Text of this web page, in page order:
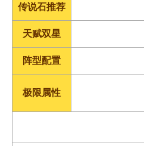
传说石推荐
天赋双星
阵型配置
极限属性